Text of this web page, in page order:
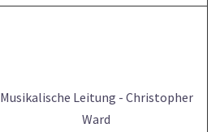
Musikalische Leitung - Christopher
Ward